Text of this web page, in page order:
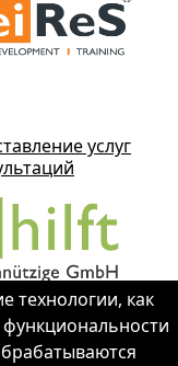
технологии, как
услуг